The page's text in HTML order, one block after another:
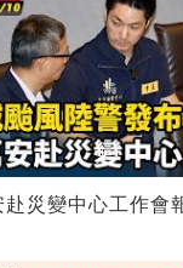
赴災變中心工作會